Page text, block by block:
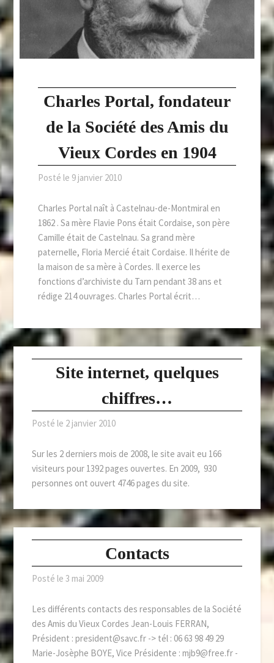
Charles Portal, fondateur
de la Société des Amis du
Vieux Cordes en 1904
Posté le 9 janvier 2010
Charles Portal naît à Castelnau-de-Montmiral en
1862 . Sa mère Flavie Pons était Cordaise, son père
Camille était de Castelnau. Sa grand mère
paternelle, Floria Mercié était Cordaise. Il hérite de
la maison de sa mère à Cordes. Il exerce les
fonctions d’archiviste du Tarn pendant 38 ans et
rédige 214 ouvrages. Charles Portal écrit…
Site internet, quelques
chiffres…
Posté le 2 janvier 2010
Sur les 2 derniers mois de 2008, le site avait eu 166
visiteurs pour 1392 pages ouvertes. En 2009, 930
personnes ont ouvert 4746 pages du site.
Contacts
Posté le3 mai 2009
Les différents contacts des responsables de la Société
des Amis du Vieux Cordes Jean-Louis FERRAN,
Président : president@savc.fr -> tél : 06 63 98 49 29
Marie-Josèphe BOYE, Vice Présidente : mjb9@free.fr -